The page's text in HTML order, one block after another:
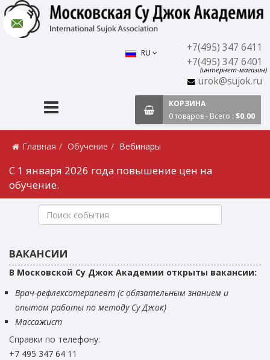
+7(495) 347 6411
+7(495) 347 6401
(интернет-магазин)
urok@sujok.ru
RU
КОРЗИНА
0 товаров - Всего : $0.00
Главная Обучение Вебинары
С 1 января 2026 года повышение цен на
обучение.
ВАКАНСИИ
В Московской Су Джок Академии открыты вакансии:
Врач-рефлексотерапевт (с обязательным знанием и
опытом работы по методу Су Джок)
Массажист
Справки по телефону:
+7 495 347 64 11